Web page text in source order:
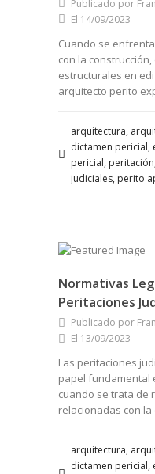
Publicado por
El 14/09/2023
Cuando se
con la
estructurales en
arquitecto perito
arquitectura,
dictamen pericial,
pericial,
judiciales, perito
Normativas
Peritaciones
Publicado por
El 13/09/2023
Las peritaciones
papel fundamental
cuando se trata de
relacionadas con la
arquitectura,
dictamen pericial,